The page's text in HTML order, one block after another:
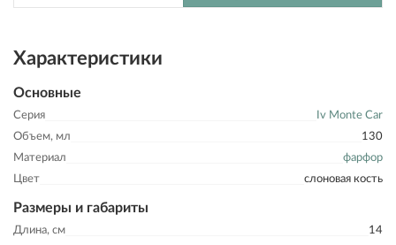
Характеристики
Основные
Серия
Iv Monte Car
Объем, мл
130
Материал
фарфор
Цвет
слоновая кость
Размеры и габариты
Длина, см
14